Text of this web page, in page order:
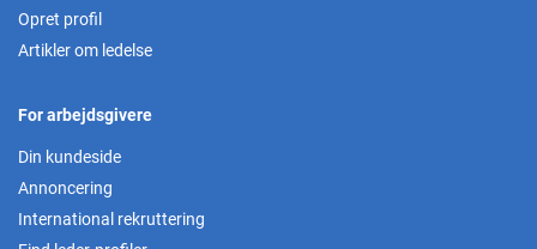
Opret profil
Artikler om ledelse
For arbejdsgivere
Din kundeside
Annoncering
International rekruttering